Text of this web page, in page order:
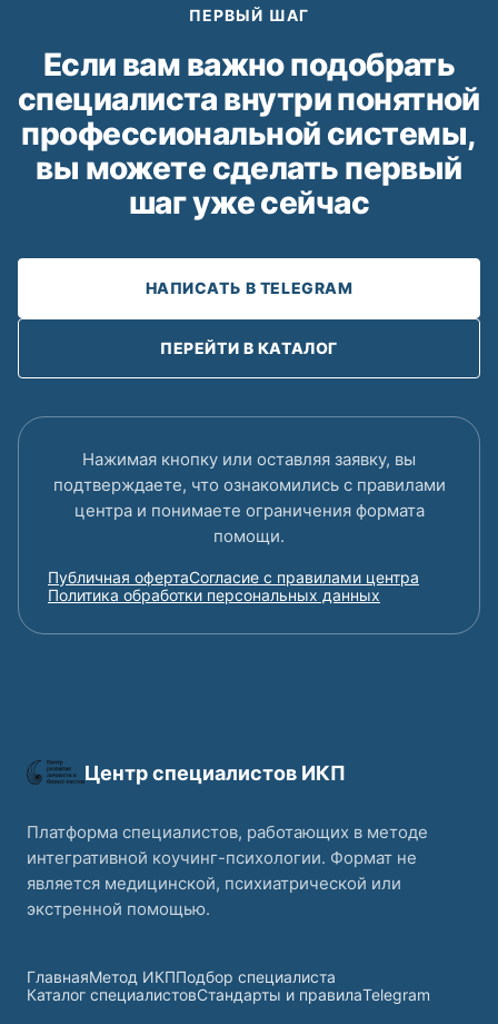
ПЕРВЫЙ ШАГ
Если вам важно подобрать
специалиста внутри понятной
профессиональной системы,
вы можете сделать первый
шаг уже сейчас
НАПИСАТЬ В TELEGRAM
ПЕРЕЙТИ В КАТАЛОГ
Нажимая кнопку или оставляя заявку, вы
подтверждаете, что ознакомились с правилами
центра и понимаете ограничения формата
помощи.
Публичная офертаСогласие с правилами центра
Политика обработки персональных данных
Центр специалистов ИКП
Платформа специалистов, работающих в методе
интегративной коучинг-психологии. Формат не
является медицинской, психиатрической или
экстренной помощью.
ГлавнаяМетод ИКППодбор специалиста
Каталог специалистовСтандарты и правилаTelegram